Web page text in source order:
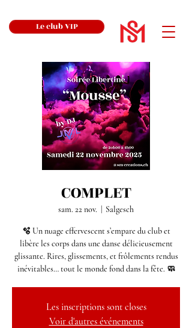
Le club VIP
COMPLET
sam. 22 nov. Salgesch
🫧 Un nuage effervescent s’empare du club et
libère les corps dans une danse délicieusement
glissante. Rires, glissements, et frôlements rendus
inévitables… tout le monde fond dans la fête. 🧼
Les inscriptions sont closes
Voir d'autres événements